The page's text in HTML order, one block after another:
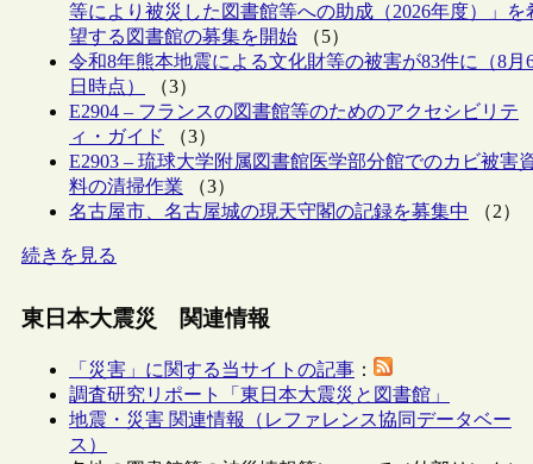
等により被災した図書館等への助成（2026年度）」を
望する図書館の募集を開始 （5）
令和8年熊本地震による文化財等の被害が83件に（8月
日時点）
（3）
E2904 – フランスの図書館等のためのアクセシビリテ
ィ・ガイド
（3）
E2903 – 琉球大学附属図書館医学部分館でのカビ被害
料の清掃作業 （3）
名古屋市、名古屋城の現天守閣の記録を募集中
（2）
続きを見る
東日本大震災 関連情報
「災害」に関する当サイトの記事 ：
調査研究リポート「東日本大震災と図書館」
地震・災害 関連情報（レファレンス協同データベー
ス）